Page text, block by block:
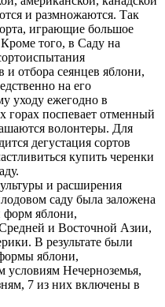
и размножаются. Так
играющие большое
того, в Саду на
отбора сеянцев яблони,
на его
уходу ежегодно в
горах поспевает отменный
волонтеры. Для
дегустация сортов
купить черенки
и расширения
саду была заложена
форм яблони,
и Восточной Азии,
В результате были
яблони,
условиям Нечерноземья,
7 из них включены в